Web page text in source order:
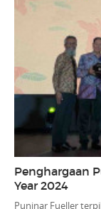
Penghargaan
Year 2024
Puninar Fueller